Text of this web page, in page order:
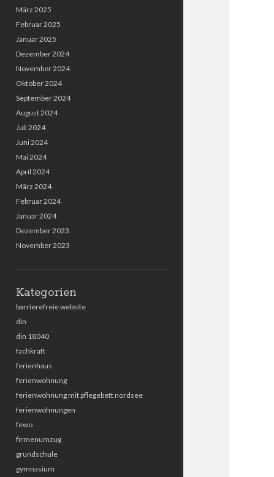
März 2025
Februar 2025
Januar 2025
Dezember 2024
November 2024
Oktober 2024
September 2024
August 2024
Juli 2024
Juni 2024
Mai 2024
April 2024
März 2024
Februar 2024
Januar 2024
Dezember 2023
November 2023
Kategorien
barrierefreie website
din
din 18040
fachkraft
ferienhaus
ferienwohnung
ferienwohnung mit pflegebett nordsee
ferienwohnungen
fewo
firmenumzug
grundschule
gymnasium